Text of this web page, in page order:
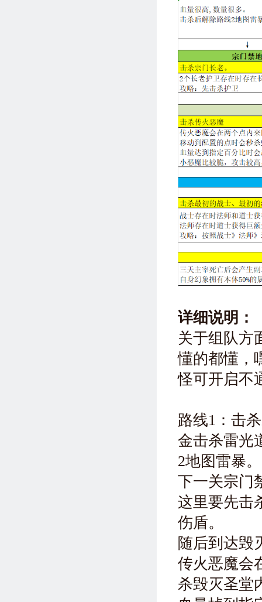
详细说明：
关于组队方
懂的都懂，
怪可开启不
路线1：击
金击杀雷光
2地图雷暴。
下一关宗门
这里要先击
伤盾。
随后到达毁
传火恶魔会
杀毁灭圣堂